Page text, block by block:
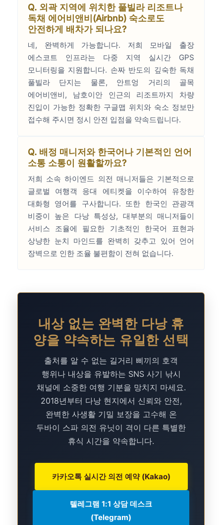
Q. 외곽 지역에 위치한 풀빌라 리조트나
독채 에어비앤비(Airbnb) 숙소로도
안전하게 배차가 되나요?
네, 완벽하게 가능합니다. 저희 모바일 출장
에스코트 인프라는 다중 지역 실시간 GPS
모니터링을 지원합니다. 손짜 반도의 깊숙한 독채
풀빌라 단지는 물론, 안트엉 거리의 골목
에어비앤비, 남호이안 인근의 리조트까지 차량
진입이 가능한 정확한 구글맵 위치와 숙소 정보만
접수해 주시면 정시 안전 입점을 약속드립니다.
Q. 배정 매니저와 한국어나 기본적인 언어
소통 소통이 원활할까요?
저희 소속 하이엔드 의전 매니저들은 기본적으로
글로벌 여행객 응대 에티켓을 이수하여 유창한
대화형 영어를 구사합니다. 또한 한국인 관광객
비중이 높은 다낭 특성상, 대부분의 매니저들이
서비스 조율에 필요한 기초적인 한국어 표현과
상냥한 눈치 마인드를 완벽히 갖추고 있어 언어
장벽으로 인한 조율 불편함이 전혀 없습니다.
내상 없는 완벽한 다낭 휴
양을 약속하는 유일한 선택
출처를 알 수 없는 길거리 삐끼의 호객
행위나 내상을 유발하는 SNS 사기 낚시
채널에 소중한 여행 기분을 망치지 마세요.
2018년부터 다낭 현지에서 신뢰와 안전,
완벽한 사생활 기밀 보장을 고수해 온
두바이 스파 의전 유닛이 격이 다른 특별한
휴식 시간을 약속합니다.
카카오톡 실시간 의전 예약 (Kakao)
텔레그램 1:1 상담 데스크
(Telegram)